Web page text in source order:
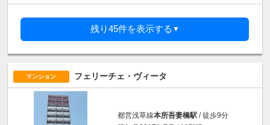
残り45件を表示する ▼
マンション フェリーチェ・ヴィータ
都営浅草線本所吾妻橋駅 / 徒歩9分